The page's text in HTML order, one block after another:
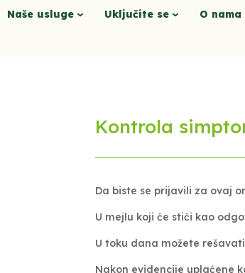
Naše usluge Uključite se O nama
Kontrola
Da biste se prijavili za ovaj
U mejlu koji će stići kao
U toku dana možete
Nakon evidencije uplaćene